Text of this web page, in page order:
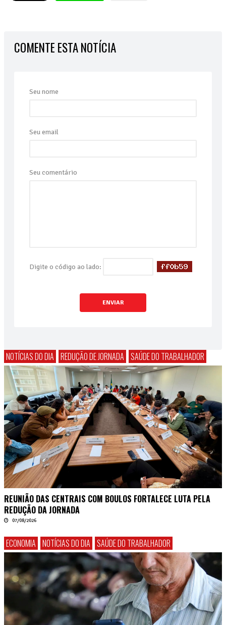
COMENTE ESTA NOTÍCIA
Seu nome
Seu email
Seu comentário
Digite o código ao lado:
ENVIAR
NOTÍCIAS DO DIA REDUÇÃO DE JORNADA SAÚDE DO TRABALHADOR
REUNIÃO DAS CENTRAIS COM BOULOS FORTALECE LUTA PELA
REDUÇÃO DA JORNADA
07/08/2026
ECONOMIA NOTÍCIAS DO DIA SAÚDE DO TRABALHADOR